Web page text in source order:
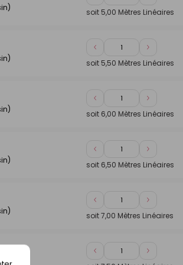
de
de
soit 5,00 Mètres Linéaires
Diminuer
de
Augmenter
de
soit 5,50 Mètres Linéaires
Diminuer
de
Augmenter
de
soit 6,00 Mètres Linéaires
Diminuer
de
Augmenter
de
soit 6,50 Mètres Linéaires
Diminuer
de
Augmenter
de
soit7,00 Mètres Linéaires
Diminuer
Augmenter